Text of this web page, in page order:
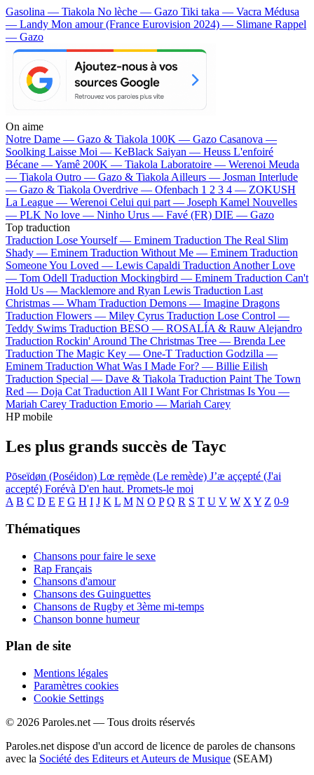
Gasolina — Tiakola No lèche — Gazo Tiki taka — Vacra Médusa
— Landy Mon amour (France Eurovision 2024) — Slimane Rappel
— Gazo
On aime
Notre Dame — Gazo & Tiakola 100K — Gazo Casanova —
Soolking Laisse Moi — KeBlack Saiyan — Heuss L'enfoiré
Bécane —Yamê 200K — Tiakola Laboratoire — Werenoi Meuda
— Tiakola Outro — Gazo & TiakolaAilleurs — Josman Interlude
— Gazo & Tiakola Overdrive — Ofenbach 1 2 3 4 — ZOKUSH
La League — Werenoi Celui qui part — Joseph Kamel Nouvelles
— PLK No love — Ninho Urus — Favé (FR) DIE — Gazo
Top traduction
Traduction Lose Yourself — Eminem Traduction The Real Slim
Shady — Eminem Traduction Without Me — Eminem Traduction
Someone You Loved — Lewis Capaldi Traduction Another Love
— Tom Odell Traduction Mockingbird — Eminem Traduction Can't
Hold Us — Macklemore and Ryan Lewis Traduction Last
Christmas — Wham Traduction Demons — Imagine Dragons
Traduction Flowers — Miley Cyrus Traduction Lose Control —
Teddy Swims Traduction BESO — ROSALÍA & Rauw Alejandro
Traduction Rockin' Around The Christmas Tree — Brenda Lee
Traduction The Magic Key — One-T Traduction Godzilla —
Eminem Traduction What Was I Made For? — Billie Eilish
Traduction Special — Dave & Tiakola Traduction Paint The Town
Red — Doja Cat Traduction All I Want For Christmas Is You —
Mariah Carey Traduction Emorio — Mariah Carey
HP mobile
Les plus grands succès de Tayc
Pōseïdøn (Poséidon) Lœ ręmède (Le remède) J’æ aççepté (J'ai
accepté) Forévà D'en haut. Promets-le moi
A B C D E F G H I J K L M N O P Q R S T U V W X Y Z 0-9
Thématiques
Chansons pour faire le sexe
Rap Français
Chansons d'amour
Chansons des Guinguettes
Chansons de Rugby et 3ème mi-temps
Chanson bonne humeur
Plan de site
Mentions légales
Paramètres cookies
Cookie Settings
© 2026 Paroles.net — Tous droits réservés
Paroles.net dispose d'un accord de licence de paroles de chansons
avec la Société des Editeurs et Auteurs de Musique (SEAM)